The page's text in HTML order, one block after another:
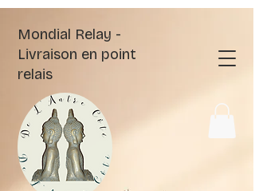
Mondial Relay -
Livraison en point
relais